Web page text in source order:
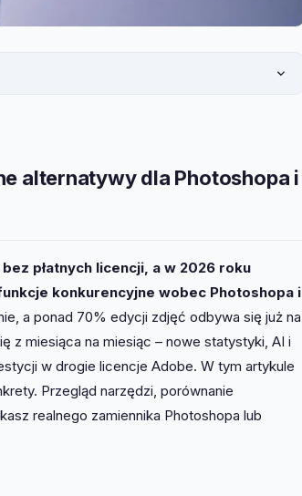
alternatywy dla Photoshopa i
płatnych licencji, a w 2026 roku
konkurencyjne wobec Photoshopa i
a ponad 70% edycji zdjęć odbywa się już na
z miesiąca na miesiąc – nowe statystyki, AI i
w drogie licencje Adobe. W tym artykule
Przegląd narzędzi, porównanie
realnego zamiennika Photoshopa lub